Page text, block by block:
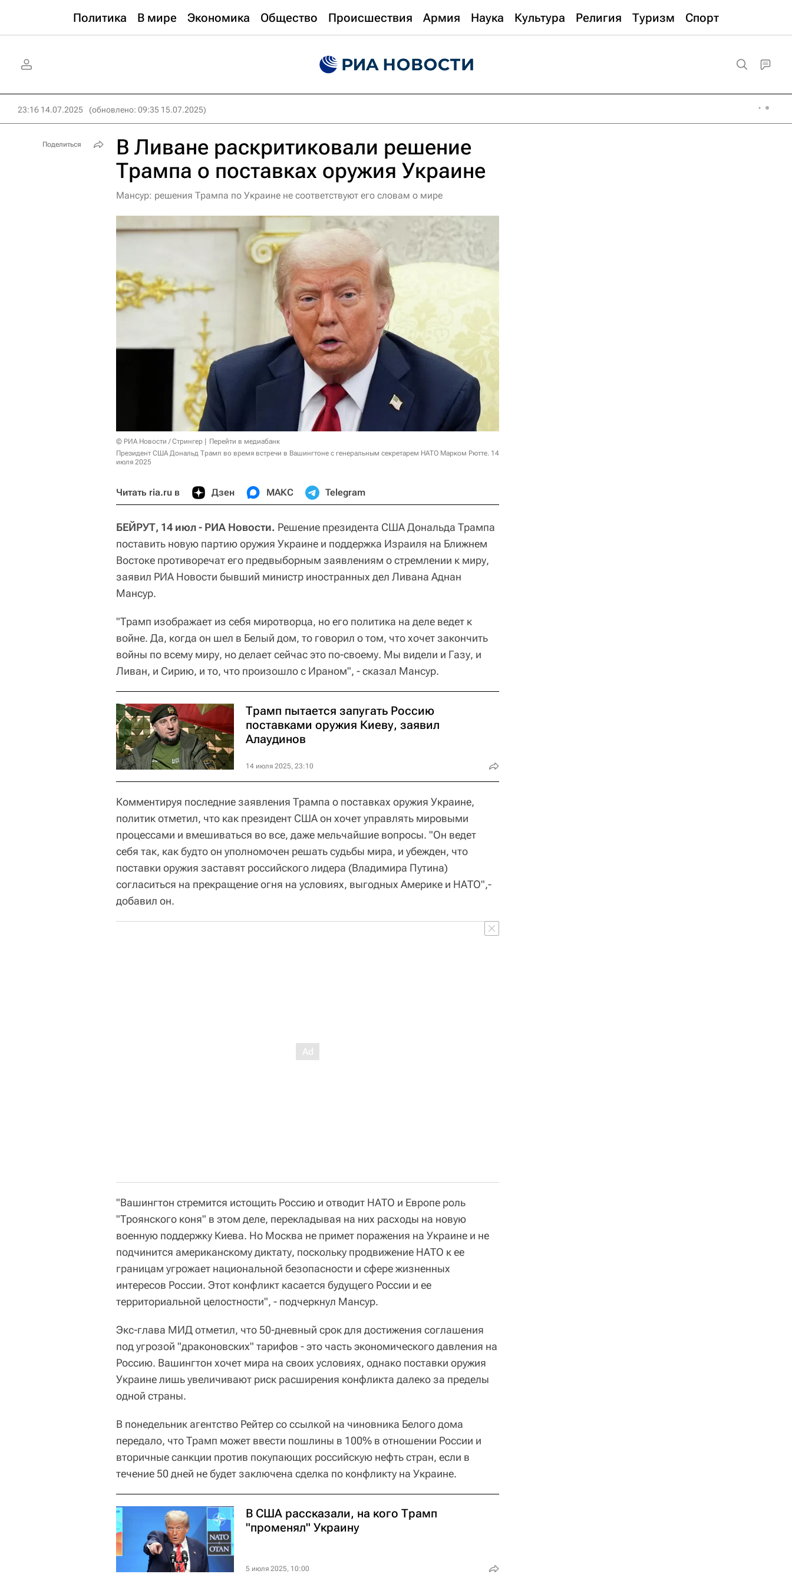
Политика В мире Экономика Общество Происшествия Армия Наука Культура Религия Туризм Спорт
23:16 14.07.2025 (обновлено: 09:35 15.07.2025)
В Ливане раскритиковали решение
Трампа о поставках оружия Украине
Мансур: решения Трампа по Украине не соответствуют его словам о мире
© РИА Новости / Стрингер
Перейти в медиабанк
Президент США Дональд Трамп во время встречи в Вашингтоне с генеральным секретарем НАТО Марком Рютте. 14
июля 2025
Читать ria.ru в Дзен МАКС Telegram
БЕЙРУТ, 14 июл - РИА Новости. Решение президента США Дональда Трампа
поставить новую партию оружия Украине и поддержка Израиля на Ближнем
Востоке противоречат его предвыборным заявлениям о стремлении к миру,
заявил РИА Новости бывший министр иностранных дел Ливана Аднан
Мансур.
"Трамп изображает из себя миротворца, но его политика на деле ведет к
войне. Да, когда он шел в Белый дом, то говорил о том, что хочет закончить
войны по всему миру, но делает сейчас это по-своему. Мы видели и Газу, и
Ливан, и Сирию, и то, что произошло с Ираном", - сказал Мансур.
Трамп пытается запугать Россию
поставками оружия Киеву, заявил
Алаудинов
14 июля 2025, 23:10
Комментируя последние заявления Трампа о поставках оружия Украине,
политик отметил, что как президент США он хочет управлять мировыми
процессами и вмешиваться во все, даже мельчайшие вопросы. "Он ведет
себя так, как будто он уполномочен решать судьбы мира, и убежден, что
поставки оружия заставят российского лидера (Владимира Путина)
согласиться на прекращение огня на условиях, выгодных Америке и НАТО",-
добавил он.
"Вашингтон стремится истощить Россию и отводит НАТО и Европе роль
"Троянского коня" в этом деле, перекладывая на них расходы на новую
военную поддержку Киева. Но Москва не примет поражения на Украине и не
подчинится американскому диктату, поскольку продвижение НАТО к ее
границам угрожает национальной безопасности и сфере жизненных
интересов России. Этот конфликт касается будущего России и ее
территориальной целостности", - подчеркнул Мансур.
Экс-глава МИД отметил, что 50-дневный срок для достижения соглашения
под угрозой "драконовских" тарифов - это часть экономического давления на
Россию. Вашингтон хочет мира на своих условиях, однако поставки оружия
Украине лишь увеличивают риск расширения конфликта далеко за пределы
одной страны.
В понедельник агентство Рейтер со ссылкой на чиновника Белого дома
передало, что Трамп может ввести пошлины в 100% в отношении России и
вторичные санкции против покупающих российскую нефть стран, если в
течение 50 дней не будет заключена сделка по конфликту на Украине.
В США рассказали, на кого Трамп
"променял" Украину
5 июля 2025, 10:00
Поделиться